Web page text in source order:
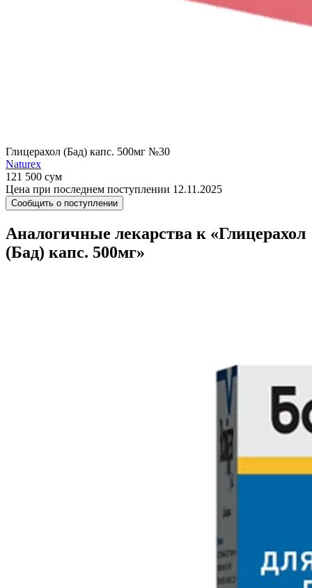
Глицерахол (Бад) капс. 500мг №30
Naturex
121 500 сум
Цена при последнем поступлении 12.11.2025
Сообщить о поступлении
Аналогичные лекарства к «Глицерахол
(Бад) капс. 500мг»